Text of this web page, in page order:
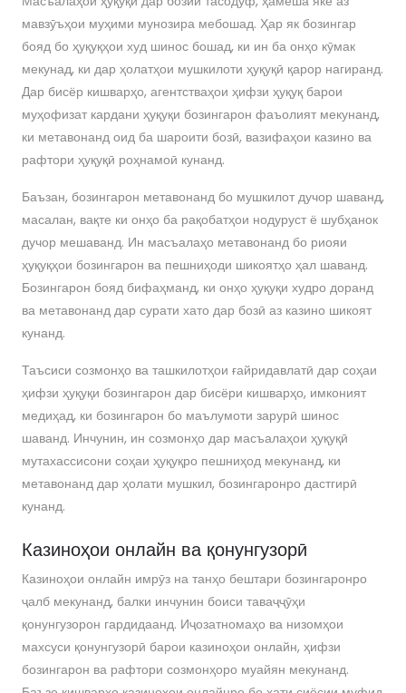
мавзӯъҳои муҳими мунозира мебошад. Ҳар як бозингар
бояд бо ҳуқуқҳои худ шинос бошад, ки ин ба онҳо кӯмак
мекунад, ки дар ҳолатҳои мушкилоти ҳуқуқӣ қарор нагиранд.
Дар бисёр кишварҳо, агентстваҳои ҳифзи ҳуқуқ барои
муҳофизат кардани ҳуқуқи бозингарон фаъолият мекунанд,
ки метавонанд оид ба шароити бозӣ, вазифаҳои казино ва
рафтори ҳуқуқӣ роҳнамоӣ кунанд.
Баъзан, бозингарон метавонанд бо мушкилот дучор шаванд,
масалан, вақте ки онҳо ба рақобатҳои нодуруст ё шубҳанок
дучор мешаванд. Ин масъалаҳо метавонанд бо риояи
ҳуқуқҳои бозингарон ва пешниҳоди шикоятҳо ҳал шаванд.
Бозингарон бояд бифаҳманд, ки онҳо ҳуқуқи худро доранд
ва метавонанд дар сурати хато дар бозӣ аз казино шикоят
кунанд.
Таъсиси созмонҳо ва ташкилотҳои ғайридавлатӣ дар соҳаи
ҳифзи ҳуқуқи бозингарон дар бисёри кишварҳо, имконият
медиҳад, ки бозингарон бо маълумоти зарурӣ шинос
шаванд. Инчунин, ин созмонҳо дар масъалаҳои ҳуқуқӣ
мутахассисони соҳаи ҳуқуқро пешниҳод мекунанд, ки
метавонанд дар ҳолати мушкил, бозингаронро дастгирӣ
кунанд.
Казиноҳои онлайн ва қонунгузорӣ
Казиноҳои онлайн имрӯз на танҳо бештари бозингаронро
ҷалб мекунанд, балки инчунин боиси таваҷҷӯҳи
қонунгузорон гардидаанд. Иҷозатномаҳо ва низомҳои
махсуси қонунгузорӣ барои казиноҳои онлайн, ҳифзи
бозингарон ва рафтори созмонҳоро муайян мекунанд.